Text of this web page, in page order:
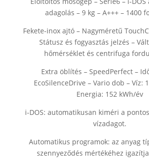
adagolás – 9 kg – A+++ – 1400
Fekete-inox ajtó – Nagyméretű
Státusz és fogyasztás jelzés –
hőmérséklet és centrifuga
Extra öblítés – SpeedPerfect –
EcoSilenceDrive – Vario dob – Víz:
Energia: 152 kWh/év
i-DOS: automatikusan kiméri a
vízadagot.
Automatikus programok: az anyag
szennyeződés mértékéhez